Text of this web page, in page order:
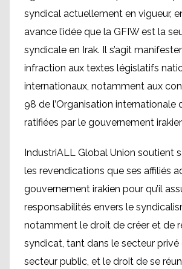
syndical actuellement en vigueur,
avance l’idée que la GFIW est la
syndicale en Irak. Il s’agit
infraction aux textes législatifs
internationaux, notamment aux
98 de l’Organisation internationale
ratifiées par le gouvernement
IndustriALL Global Union soutient
les revendications que ses affiliés
gouvernement irakien pour qu’il
responsabilités envers le
notamment le droit de créer et de
syndicat, tant dans le secteur privé
secteur public, et le droit de se